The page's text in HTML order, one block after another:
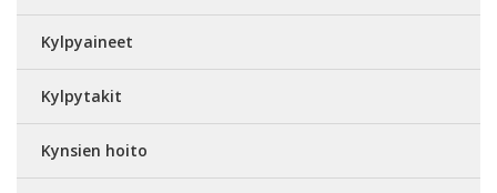
Kylpyaineet
Kylpytakit
Kynsien hoito